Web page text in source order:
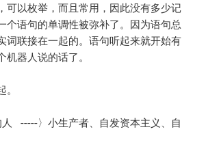
可以枚举，而且常用，因此没有多少记
个语句的单调性被弥补了。因为语句总
词联接在一起的。语句听起来就开始有
器人说的话了。
-----〉小生产者、自发资本主义、自